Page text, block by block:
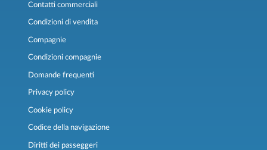
Contatti commerciali
Condizioni di vendita
Compagnie
Condizioni compagnie
Domande frequenti
Privacy policy
Cookie policy
Codice della navigazione
Diritti dei passeggeri